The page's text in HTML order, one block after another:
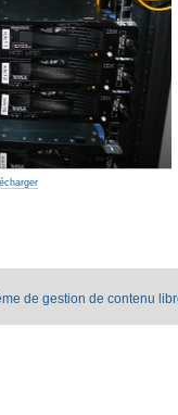
de gestion de contenu